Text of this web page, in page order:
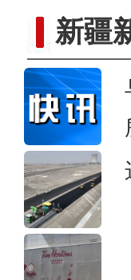
新疆